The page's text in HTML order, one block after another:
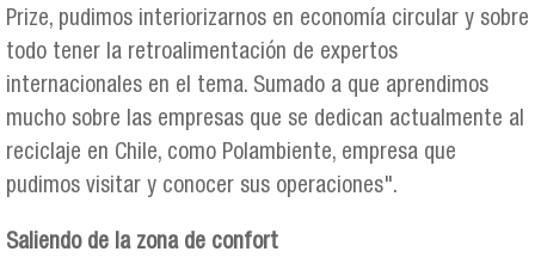
Prize, pudimos interiorizarnos en economía circular y sobre
todo tener la retroalimentación de expertos
internacionales en el tema. Sumado a que aprendimos
mucho sobre las empresas que se dedican actualmente al
reciclaje en Chile, como Polambiente, empresa que
pudimos visitar y conocer sus operaciones".
Saliendo de la zona de confort